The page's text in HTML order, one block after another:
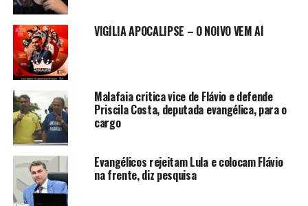
VIGÍLIA APOCALIPSE – O NOIVO VEM AÍ
Malafaia critica vice de Flávio e defende
Priscila Costa, deputada evangélica, para o
cargo
Evangélicos rejeitam Lula e colocam Flávio
na frente, diz pesquisa